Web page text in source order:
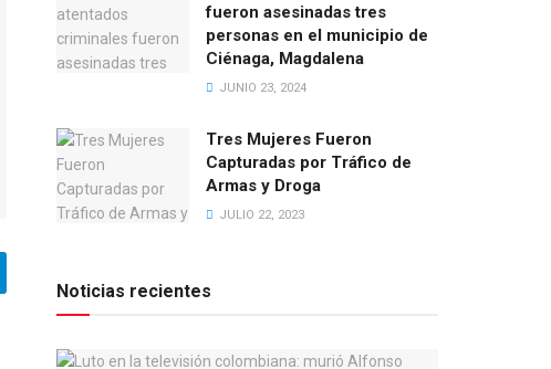
fueron asesinadas tres
personas en el municipio de
Ciénaga, Magdalena
JUNIO 23, 2024
Tres Mujeres Fueron
Capturadas por Tráfico de
Armas y Droga
JULIO 22, 2023
Noticias recientes